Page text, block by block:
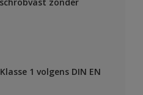
1 volgens DIN EN